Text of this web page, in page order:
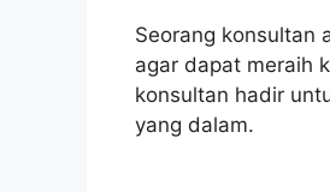
Seorang konsultan
agar dapat meraih
konsultan hadir
yang dalam.